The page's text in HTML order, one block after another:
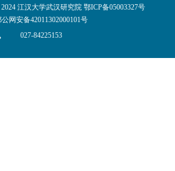
江汉大学武汉研究院 鄂ICP备05003327号
公网安备42011302000101号
027-84225153